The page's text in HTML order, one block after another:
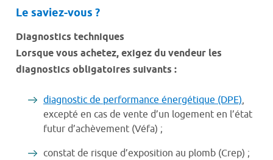
Le saviez-vous ?
Diagnostics techniques
Lorsque vous achetez, exigez du vendeur les
diagnostics obligatoires suivants :
diagnostic de performance énergétique (DPE),
excepté en cas de vente d’un logement en l’état
futur d’achèvement (Véfa) ;
constat de risque d’exposition au plomb (Crep) ;